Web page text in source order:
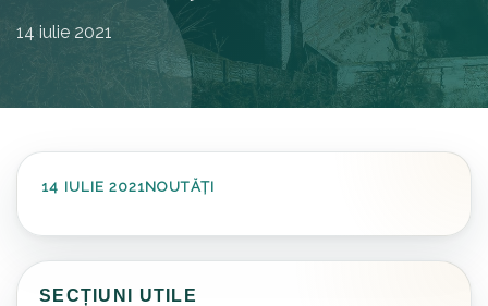
14 iulie 2021
14 IULIE 2021NOUTĂȚI
SECȚIUNI UTILE